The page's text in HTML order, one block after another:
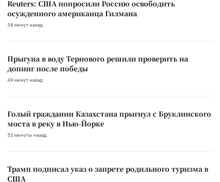
Reuters: США попросили Россию освободить
осужденного американца Гилмана
38 минут назад
Прыгуна в воду Тернового решили проверить на
допинг после победы
49 минут назад
Голый гражданин Казахстана прыгнул с Бруклинского
моста в реку в Нью-Йорке
53 минуты назад
Трамп подписал указ о запрете родильного туризма в
США